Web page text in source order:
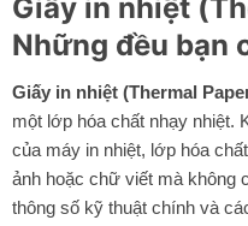
Giấy in nhiệt
Những đều bạn
Giấy in nhiệt (Thermal
một lớp hóa chất nhạy nhiệt.
của máy in nhiệt, lớp hóa
ảnh hoặc chữ viết mà không
thông số kỹ thuật chính và